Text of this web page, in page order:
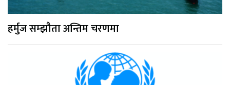
हर्मुज सम्झौता अन्तिम चरणमा